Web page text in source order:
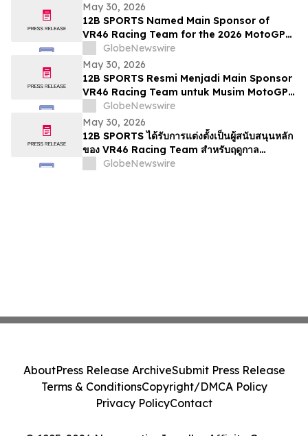
May 30, 2026
12B SPORTS Named Main Sponsor of
VR46 Racing Team for the 2026 MotoGP
SeasonGlobeNewswire
May 30, 2026
12B SPORTS Resmi Menjadi Main Sponsor
VR46 Racing Team untuk Musim MotoGP
2026GlobeNewswire
May 30, 2026
12B SPORTS ได้รับการแต่งตั้งเป็นผู้สนับสนุนหลัก
ของ VR46 Racing Team สำหรับฤดูกาล
MotoGP 2026
GlobeNewswire
AboutPress Release ArchiveSubmit Press Release
Terms & ConditionsCopyright/DMCA Policy
Privacy PolicyContact